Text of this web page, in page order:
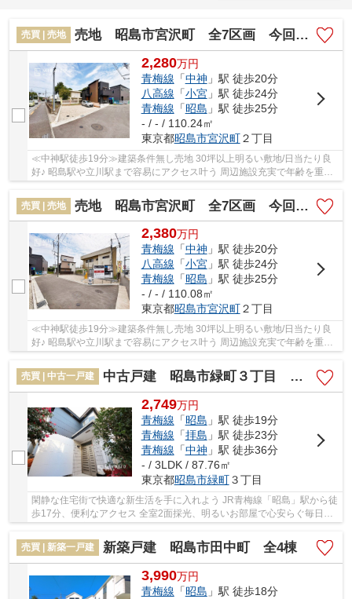
売買 | 売地 売地 昭島市宮沢町 全7区画 今回販売4区画
2,280万円
青梅線 「中神 」駅 徒歩20分
八高線 「小宮」駅 徒歩24分
青梅線 「昭島 」駅 徒歩25分
- / - / 110.24㎡
東京都昭島市宮沢町２丁目
≪中神駅徒歩19分≫建築条件無し売地 30坪以上明るい敷地/日当たり良
好♪ 昭島駅や立川駅まで容易にアクセス叶う 周辺施設充実で年齢を重ね
ても暮らしやすい 昭島市立成隣小学校徒歩8分...
売買 | 売地
売地 昭島市宮沢町 全7区画 今回販売4区画
2,380万円
青梅線 「中神 」駅 徒歩20分
八高線 「小宮」駅 徒歩24分
青梅線 「昭島 」駅 徒歩25分
- / - / 110.08㎡
東京都昭島市宮沢町２丁目
≪中神駅徒歩19分≫建築条件無し売地 30坪以上明るい敷地/日当たり良
好♪ 昭島駅や立川駅まで容易にアクセス叶う 周辺施設充実で年齢を重ね
売買 | 中古一戸建
中古戸建 昭島市緑町３丁目 全１棟
2,749万円
青梅線 「昭島 」駅 徒歩19分
青梅線 「拝島 」駅 徒歩23分
青梅線 「中神 」駅 徒歩36分
- / 3LDK / 87.76㎡
東京都昭島市緑町３丁目
閑静な住宅街で快適な新生活を手に入れよう JR青梅線「昭島」駅から徒
歩17分、便利なアクセス 全室2面採光、明るいお部屋で心安らぐ毎日を
売買 | 新築一戸建
新築戸建 昭島市田中町 全4棟
3,990万円
青梅線 「昭島 」駅 徒歩18分